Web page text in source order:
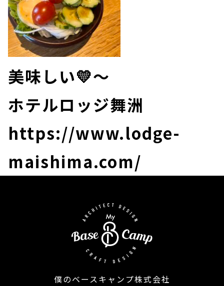
美味しい💛～
ホテルロッジ舞洲
https://www.lodge-
maishima.com/
僕のベースキャンプ株式会社